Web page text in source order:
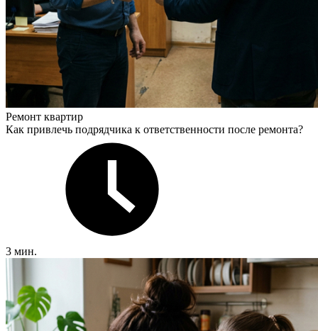
Ремонт квартир
Как привлечь подрядчика к ответственности после ремонта?
3 мин.